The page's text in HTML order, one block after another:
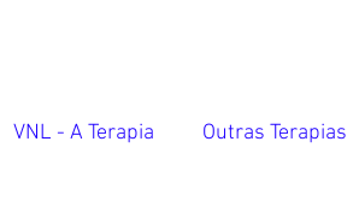
VNL - A Terapia Outras Terapias